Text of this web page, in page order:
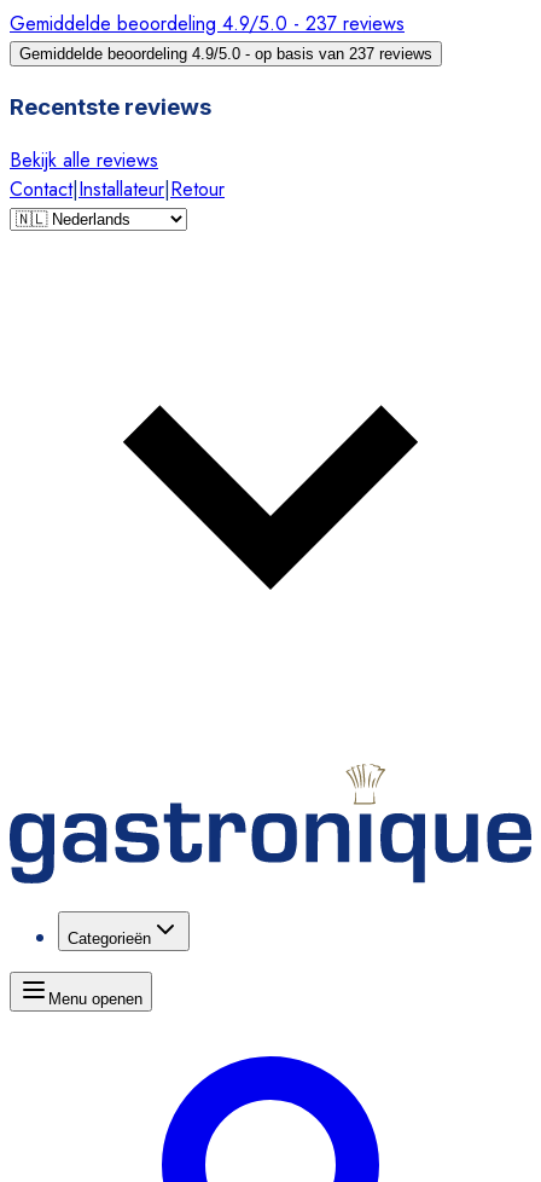
Gemiddelde beoordeling 4.9/5.0 - 237 reviews
Gemiddelde beoordeling 4.9/5.0 - op basis van 237 reviews
Recentste reviews
Bekijk alle reviews
Contact|Installateur|Retour
Categorieën
Menu openen